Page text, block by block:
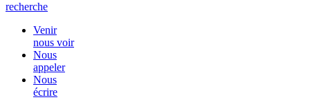
recherche
Venir
nous voir
Nous
appeler
Nous
écrire